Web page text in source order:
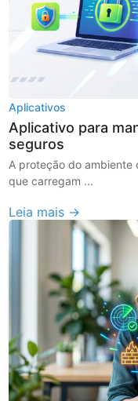
Aplicativos
Aplicativo para
seguros
A proteção do ambiente
que carregam ...
Leia mais →